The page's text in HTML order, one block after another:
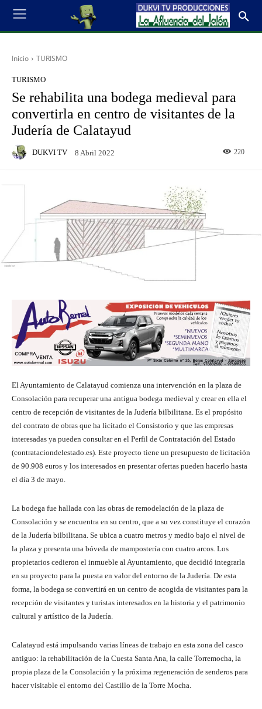
Inicio TURISMO
TURISMO
Se rehabilita una bodega medieval para
convertirla en centro de visitantes de la
Judería de Calatayud
DUKVI TV 8 Abril 2022 220
El Ayuntamiento de Calatayud comienza una intervención en la plaza de
Consolación para recuperar una antigua bodega medieval y crear en ella el
centro de recepción de visitantes de la Judería bilbilitana. Es el propósito
del contrato de obras que ha licitado el Consistorio y que las empresas
interesadas ya pueden consultar en el Perfil de Contratación del Estado
(contrataciondelestado.es). Este proyecto tiene un presupuesto de licitación
de 90.908 euros y los interesados en presentar ofertas pueden hacerlo hasta
el día 3 de mayo.
La bodega fue hallada con las obras de remodelación de la plaza de
Consolación y se encuentra en su centro, que a su vez constituye el corazón
de la Judería bilbilitana. Se ubica a cuatro metros y medio bajo el nivel de
la plaza y presenta una bóveda de mampostería con cuatro arcos. Los
propietarios cedieron el inmueble al Ayuntamiento, que decidió integrarla
en su proyecto para la puesta en valor del entorno de la Judería. De esta
forma, la bodega se convertirá en un centro de acogida de visitantes para la
recepción de visitantes y turistas interesados en la historia y el patrimonio
cultural y artístico de la Judería.
Calatayud está impulsando varias líneas de trabajo en esta zona del casco
antiguo: la rehabilitación de la Cuesta Santa Ana, la calle Torremocha, la
propia plaza de la Consolación y la próxima regeneración de senderos para
hacer visitable el entorno del Castillo de la Torre Mocha.